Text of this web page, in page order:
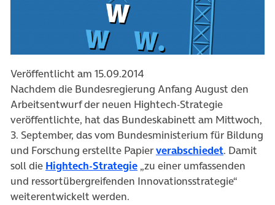
Veröffentlicht am 15.09.2014
Nachdem die Bundesregierung Anfang August den
Arbeitsentwurf der neuen Hightech-Strategie
veröffentlichte, hat das Bundeskabinett am Mittwoch,
3. September, das vom Bundesministerium für Bildung
und Forschung erstellte Papierverabschiedet. Damit
soll die Hightech-Strategie „zu einer umfassenden
und ressortübergreifenden Innovationsstrategie“
weiterentwickelt werden.